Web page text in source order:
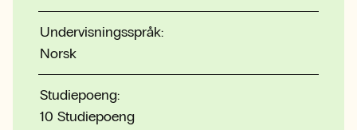
Undervisningsspråk:
Norsk
Studiepoeng:
10 Studiepoeng